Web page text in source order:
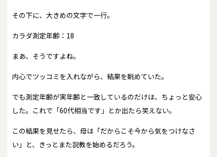
その下に、大きめの文字で一行。
カラダ測定年齢：18
まあ、そうですよね。
内心でツッコミを入れながら、結果を眺めていた。
でも測定年齢が実年齢と一致しているのだけは、ちょっと安心
した。これで「60代相当です」とか出たら笑えない。
この結果を見せたら、母は「だからこそ今から気をつけなさ
い」と、きっとまた説教を始めるだろう。